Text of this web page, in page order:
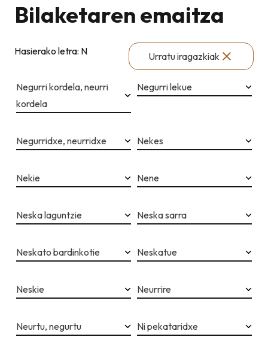
Bilaketaren emaitza
Hasierako letra: N Urratu iragazkiak
Negurri kordela, neurri
kordela
Negurri lekue
Negurridxe, neurridxe Nekes
Nekie Nene
Neska laguntzie Neska sarra
Neskato bardinkotie Neskatue
Neskie Neurrire
Neurtu, negurtu Ni pekataridxe